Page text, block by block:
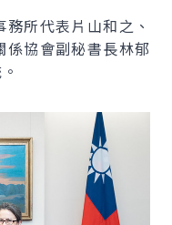
所代表片山和之、
協會副秘書長林郁